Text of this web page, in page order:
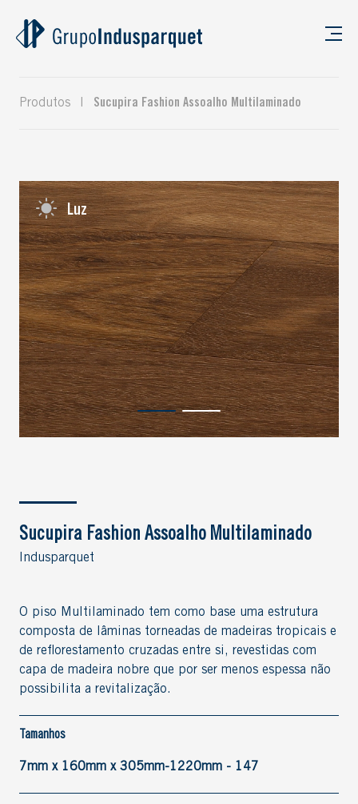
Produtos Sucupira Fashion Assoalho Multilaminado
Luz
Sucupira Fashion Assoalho Multilaminado
Indusparquet
O piso Multilaminado tem como base uma estrutura
composta de lâminas torneadas de madeiras tropicais e
de reflorestamento cruzadas entre si, revestidas com
capa de madeira nobre que por ser menos espessa não
possibilita a revitalização.
Tamanhos
7mm x 160mm x 305mm-1220mm - 147